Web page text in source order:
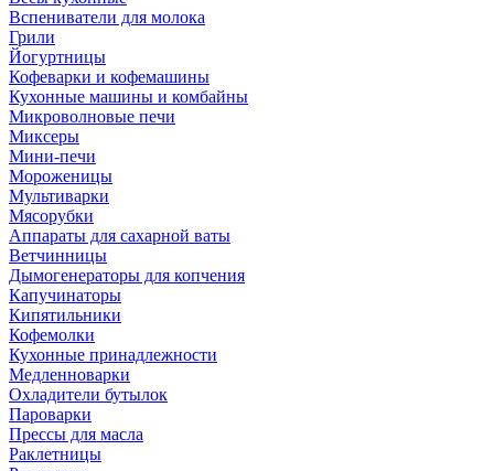
Вспениватели для молока
Грили
Йогуртницы
Кофеварки и кофемашины
Кухонные машины и комбайны
Микроволновые печи
Миксеры
Мини-печи
Мороженицы
Мультиварки
Мясорубки
Аппараты для сахарной ваты
Ветчинницы
Дымогенераторы для копчения
Капучинаторы
Кипятильники
Кофемолки
Кухонные принадлежности
Медленноварки
Охладители бутылок
Пароварки
Прессы для масла
Раклетницы